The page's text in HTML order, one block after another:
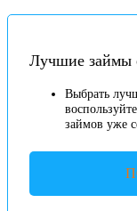
Лучшие займы
Выбрать
займов уже